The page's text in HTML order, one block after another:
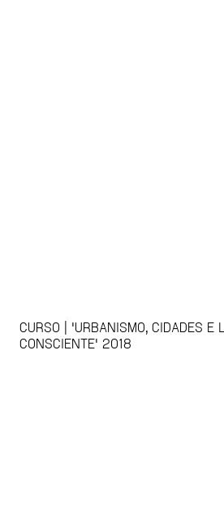
CURSO | 'URBANISMO, CIDADES E
CONSCIENTE' 2018